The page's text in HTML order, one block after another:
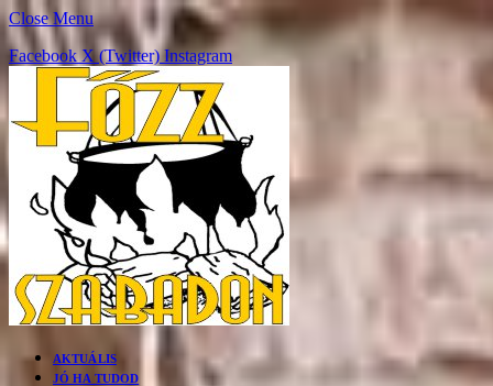
Close Menu
Facebook X (Twitter) Instagram
AKTUÁLIS
JÓ HA TUDOD